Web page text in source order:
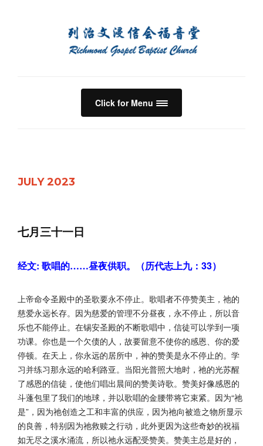
Click for Menu
JULY 2023
七月三十一日
经文: 歌唱的……昼夜供职。（历代志上九：33）
上帝命令圣殿中的圣歌要永不停止。歌唱者不停赞美主，祂的
慈爱永远长存。因为慈爱的管理不分昼夜，永不停止，所以音
乐也不能停止。在锡安圣殿的不断歌唱中，信徒可以学到一项
功课。你也是一个欠债的人，故要留意不使你的感恩、你的爱
停顿。在天上，你永远的居所中，神的赞美是永不停止的。学
习并练习那永远的哈利路亚。当阳光普照大地时，祂的光苏醒
了感恩的信徒，使他们唱出晨间的赞美诗歌。赞美好像感恩的
斗蓬包里了我们的地球，并以歌唱的金腰带将它束紧。因为“祂
是”，因为祂创造之工和丰富的供应，因为祂向被造之物所显示
的良善，特别因为祂救赎之行动，此外更因为这些奇妙的祝福
如无尽之溪水涌流，所以祂永远配受赞美。赞美主总是好的，